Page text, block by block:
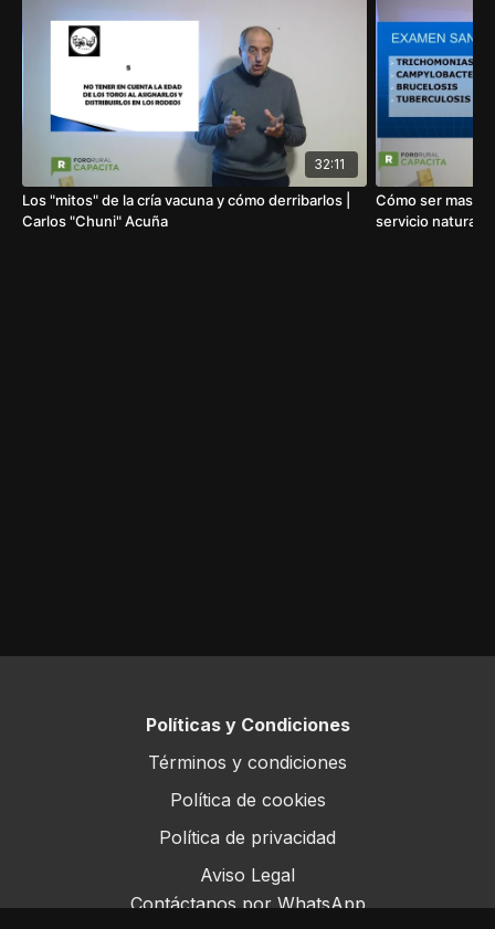
32:11
Los "mitos" de la cría vacuna y cómo derribarlos |
Carlos "Chuni" Acuña
Cómo ser mas
servicio natural |
Políticas y Condiciones
Términos y condiciones
Política de cookies
Política de privacidad
Aviso Legal
Contáctanos por WhatsApp